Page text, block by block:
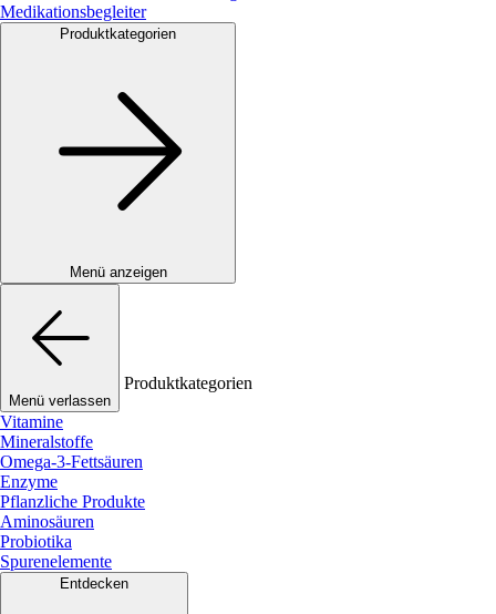
Medikationsbegleiter
Produktkategorien
Menü anzeigen
Menü verlassen
Produktkategorien
Vitamine
Mineralstoffe
Omega-3-Fettsäuren
Enzyme
Pflanzliche Produkte
Aminosäuren
Probiotika
Spurenelemente
Entdecken